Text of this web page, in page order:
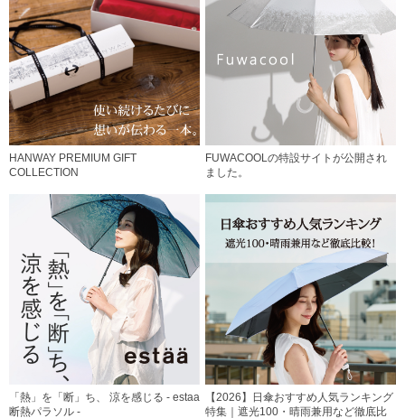
HANWAY PREMIUM GIFT
COLLECTION
FUWACOOLの特設サイトが公開され
ました。
「熱」を「断」ち、 涼を感じる - estaa
断熱パラソル -
【2026】日傘おすすめ人気ランキング
特集｜遮光100・晴雨兼用など徹底比